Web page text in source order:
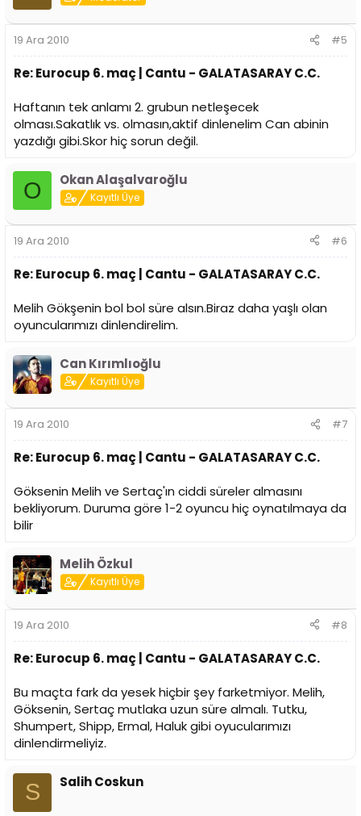
19 Ara 2010 #5
Re: Eurocup 6. maç | Cantu - GALATASARAY C.C.
Haftanın tek anlamı 2. grubun netleşecek
olması.Sakatlık vs. olmasın,aktif dinlenelim Can abinin
yazdığı gibi.Skor hiç sorun değil.
O Okan Alaşalvaroğlu
Kayıtlı Üye
19 Ara 2010 #6
Re: Eurocup 6. maç | Cantu - GALATASARAY C.C.
Melih Gökşenin bol bol süre alsın.Biraz daha yaşlı olan
oyuncularımızı dinlendirelim.
Can Kırımlıoğlu
Kayıtlı Üye
19 Ara 2010 #7
Re: Eurocup 6. maç | Cantu - GALATASARAY C.C.
Göksenin Melih ve Sertaç'ın ciddi süreler almasını
bekliyorum. Duruma göre 1-2 oyuncu hiç oynatılmaya da
bilir
Melih Özkul
Kayıtlı Üye
19 Ara 2010 #8
Re: Eurocup 6. maç | Cantu - GALATASARAY C.C.
Bu maçta fark da yesek hiçbir şey farketmiyor. Melih,
Göksenin, Sertaç mutlaka uzun süre almalı. Tutku,
Shumpert, Shipp, Ermal, Haluk gibi oyucularımızı
dinlendirmeliyiz.
S Salih Coskun